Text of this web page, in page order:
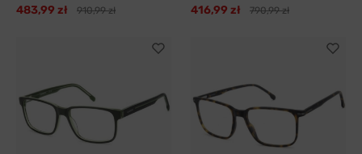
483,99 zł 910,99 zł 416,99 zł 790,99 zł